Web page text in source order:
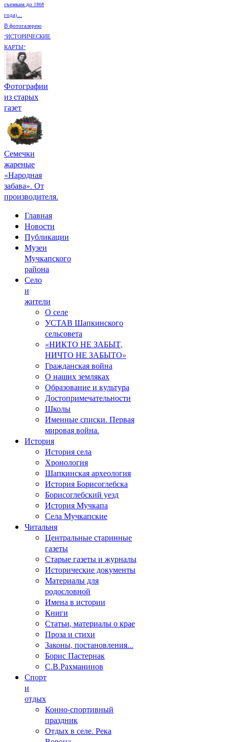
съемкам до 1868
года)...
В фотогалерею
"ИСТОРИЧЕСКИЕ
КАРТЫ"
Фотографии
из старых
газет
Семечки
жареные
«Народная
забава». От
производителя.
Главная
Новости
Публикации
Музеи
Мучкапского
района
Село
и
жители
О селе
УСТАВ Шапкинского
сельсовета
«НИКТО НЕ ЗАБЫТ,
НИЧТО НЕ ЗАБЫТО»
Гражданская война
О наших земляках
Образование и культура
Достопримечательности
Школы
Именные списки. Первая
мировая война.
История
История села
Хронология
Шапкинская археология
История Борисоглебска
Борисоглебский уезд
История Мучкапа
Села Мучкапские
Читальня
Центральные старинные
газеты
Старые газеты и журналы
Исторические документы
Материалы для
родословной
Имена в истории
Книги
Статьи, материалы о крае
Проза и стихи
Законы, постановления...
Борис Пастернак
С.В.Рахманинов
Спорт
и
отдых
Конно-спортивный
праздник
Отдых в селе. Река